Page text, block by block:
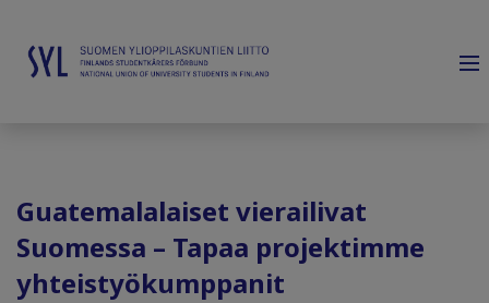
Guatemalalaiset vierailivat
Suomessa – Tapaa projektimme
yhteistyökumppanit